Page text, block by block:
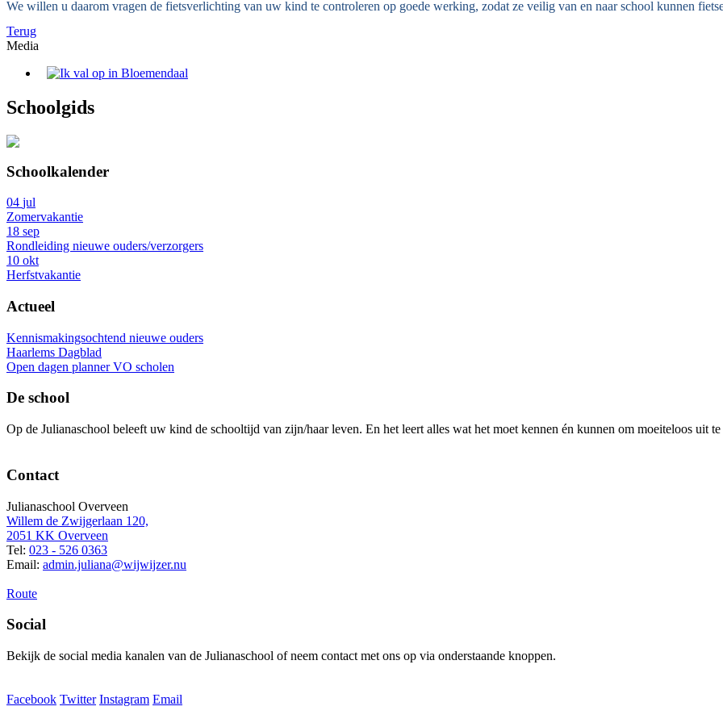
We willen u daarom vragen de fietsverlichting van uw kind te controleren op goede werking, zodat ze veilig van en naar school kunnen
Terug
Media
Schoolgids
Schoolkalender
04 jul
Zomervakantie
18 sep
Rondleiding nieuwe ouders/verzorgers
10 okt
Herfstvakantie
Actueel
Kennismakingsochtend nieuwe ouders
Haarlems Dagblad
Open dagen planner VO scholen
De school
Op de Julianaschool beleeft uw kind de schooltijd van zijn/haar leven. En het leert alles wat het moet kennen én kunnen om moeiteloos uit
Contact
Julianaschool Overveen
Willem de Zwijgerlaan 120,
2051 KK Overveen
Tel: 023 - 526 0363
Email: admin.juliana@wijwijzer.nu
Route
Social
Bekijk de social media kanalen van de Julianaschool of neem contact met ons op via onderstaande knoppen.
Facebook Twitter Instagram Email